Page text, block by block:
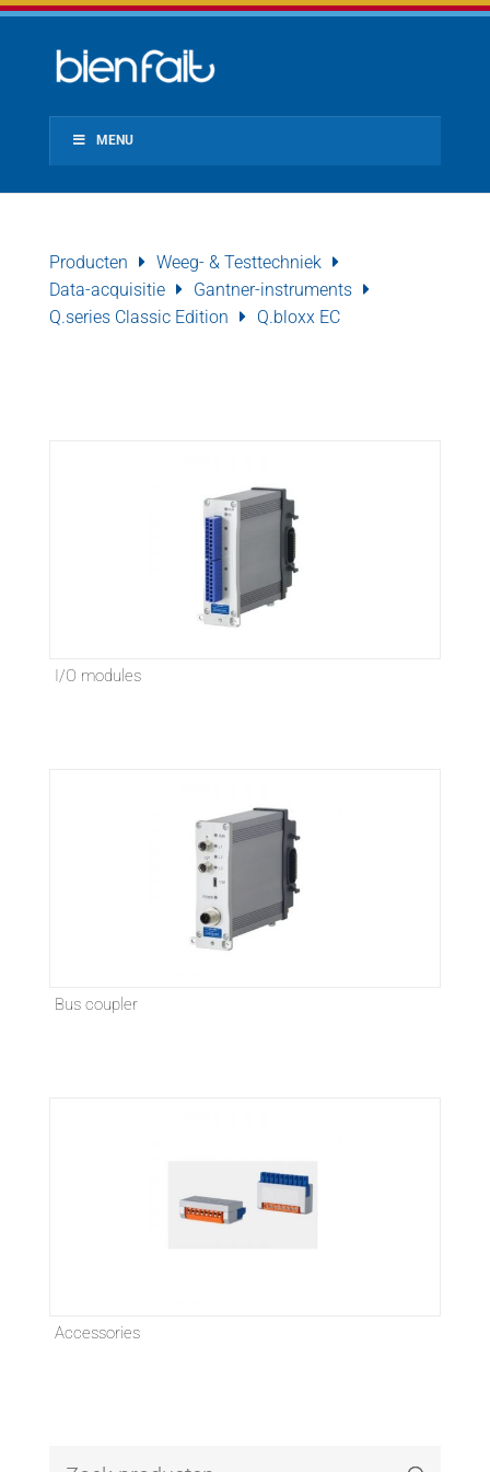
MENU
Producten
Weeg- & Testtechniek
Data-acquisitie
Gantner-instruments
Q.series Classic Edition
Q.bloxx EC
I/O modules
Bus coupler
Accessories